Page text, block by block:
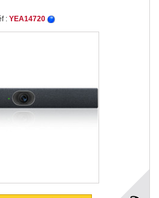
: YEA14720